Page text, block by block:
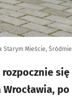
Mieście,
rozpocznie